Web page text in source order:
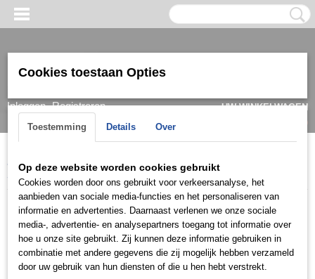
Inloggen Registreren
UW WINKELWAGEN
(0)
Home > > Trouwringen / Wedding Cera collectie
3529
Cookies toestaan Opties
Toestemming Details Over
Op deze website worden cookies gebruikt
Cookies worden door ons gebruikt voor verkeersanalyse, het
aanbieden van sociale media-functies en het personaliseren van
informatie en advertenties. Daarnaast verlenen we onze sociale
media-, advertentie- en analysepartners toegang tot informatie over
hoe u onze site gebruikt. Zij kunnen deze informatie gebruiken in
combinatie met andere gegevens die zij mogelijk hebben verzameld
door uw gebruik van hun diensten of die u hen hebt verstrekt.